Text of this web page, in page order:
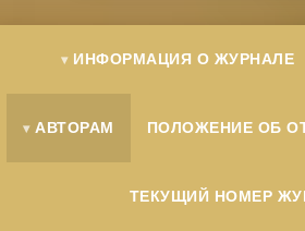
ИНФОРМАЦИЯ О ЖУРНАЛЕ
АВТОРАМ ПОЛОЖЕНИЕ ОБ
ТЕКУЩИЙ НОМЕР